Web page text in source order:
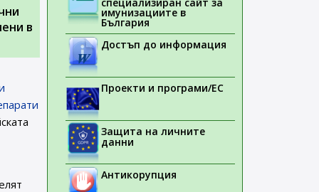
в
имунизациите в
България
Достъп до информация
Проекти и програми/ЕС
Защита на личните
данни
Антикорупция